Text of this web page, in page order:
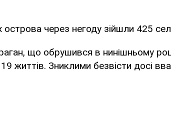
острова через негоду зійшли 425
що обрушився в нинішньому
життів. Зниклими безвісти досі